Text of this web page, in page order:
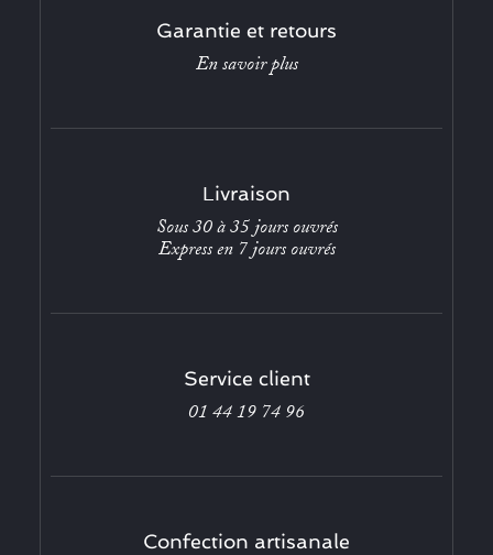
Garantie et retours
En savoir plus
Livraison
Sous 30 à 35 jours ouvrés
Express en 7 jours ouvrés
Service client
01 44 19 74 96
Confection artisanale